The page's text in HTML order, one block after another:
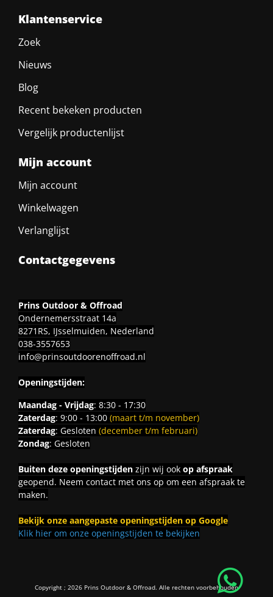
Klantenservice
Zoek
Nieuws
Blog
Recent bekeken producten
Vergelijk productenlijst
Mijn account
Mijn account
Winkelwagen
Verlanglijst
Contactgegevens
Prins Outdoor & Offroad
Ondernemersstraat 14a
8271RS, IJsselmuiden, Nederland
038-3557653
info@prinsoutdoorenoffroad.nl
Openingstijden:
Maandag - Vrijdag: 8:30 - 17:30
Zaterdag: 9:00 - 13:00 (maart t/m november)
Zaterdag: Gesloten (december t/m februari)
Zondag: Gesloten
Buiten deze openingstijdenzijn wij ook op afspraak
geopend. Neem contact met ons op om een afspraak te
maken.
Bekijk onze aangepaste openingstijden op Google
Klik hier om onze openingstijden te bekijken
Copyright ; 2026 Prins Outdoor & Offroad. Alle rechten voorbehouden